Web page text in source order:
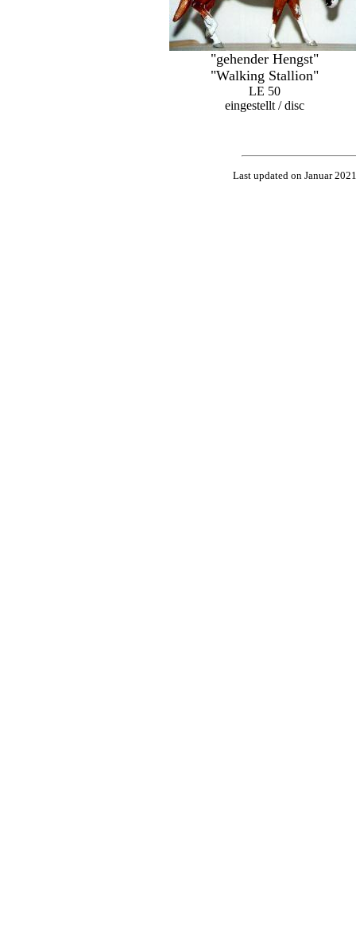
"gehender Hengst"
"Walking Stallion"
LE 50
eingestellt / disc
Last updated on Januar